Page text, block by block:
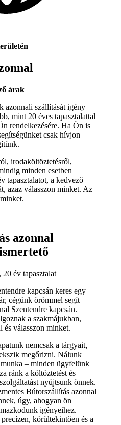
árak
azonnali szállítását igény
mint 20 éves tapasztalattal
rendelkezésére. Ha Ön is
csak hívjon
irodaköltöztetésről,
minden esetben
tapasztalatot, a kedvező
azaz válasszon minket. Az
azonnal
év tapasztalat
kapcsán keres egy
cégünk örömmel segít
Szentendre kapcsán.
a szakmájukban,
és válasszon minket.
nemcsak a tárgyait,
megőrizni. Nálunk
– minden ügyfelünk
ránk a költöztetést és
nyújtsunk önnek.
Bútorszállítás azonnal
úgy, ahogyan ön
igényeihez.
körültekintően és a